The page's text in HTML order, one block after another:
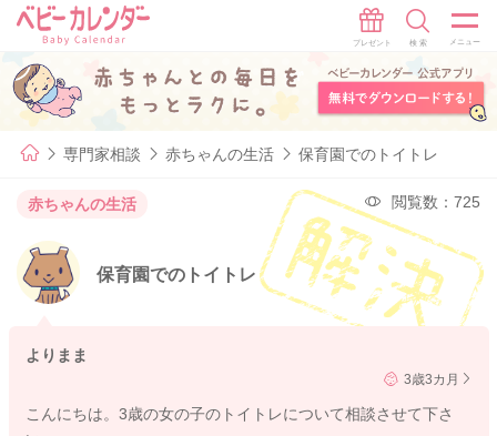
専門家相談 赤ちゃんの生活 保育園でのトイトレ
赤ちゃんの生活 閲覧数：725
保育園でのトイトレ
よりまま
3歳3カ月
こんにちは。3歳の女の子のトイトレについて相談させて下さ